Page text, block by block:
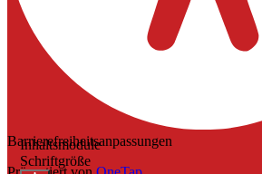
Barrierefreiheitsanpassungen
Inhaltsmodule
Schriftgröße